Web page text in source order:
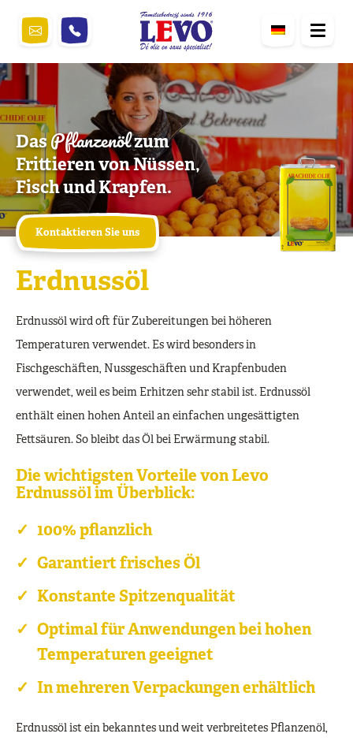
DasPflanzenölzum
Frittieren von Nüssen,
Fisch und Krapfen.
Kontaktieren Sie uns
Erdnussöl
Erdnussöl wird oft für Zubereitungen bei höheren
Temperaturen verwendet. Es wird besonders in
Fischgeschäften, Nussgeschäften und Krapfenbuden
verwendet, weil es beim Erhitzen sehr stabil ist. Erdnussöl
enthält einen hohen Anteil an einfachen ungesättigten
Fettsäuren. So bleibt das Öl bei Erwärmung stabil.
Die wichtigsten Vorteile von Levo
Erdnussöl im Überblick:
100% pflanzlich
Garantiert frisches Öl
Konstante Spitzenqualität
Optimal für Anwendungen bei hohen
Temperaturen geeignet
In mehreren Verpackungen erhältlich
Erdnussöl ist ein bekanntes und weit verbreitetes Pflanzenöl,